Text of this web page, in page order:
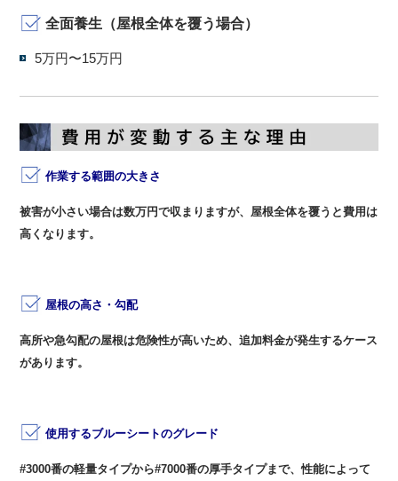
全面養生（屋根全体を覆う場合）
5万円〜15万円
作業する範囲の大きさ
被害が小さい場合は数万円で収まりますが、屋根全体を覆うと費用は
高くなります。
屋根の高さ・勾配
高所や急勾配の屋根は危険性が高いため、追加料金が発生するケース
があります。
使用するブルーシートのグレード
#3000番の軽量タイプから#7000番の厚手タイプまで、性能によって